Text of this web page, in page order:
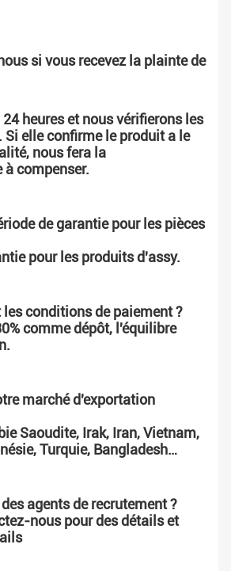
si vous recevez la plainte de
heures et nous vérifierons les
Si elle confirme le produit a le
nous fera la
à compenser.
de garantie pour les pièces
pour les produits d'assy.
les conditions de paiement ?
comme dépôt, l'équilibre
marché d'exportation
Saoudite, Irak, Iran, Vietnam,
Turquie, Bangladesh…
agents de recrutement ?
nous pour des détails et